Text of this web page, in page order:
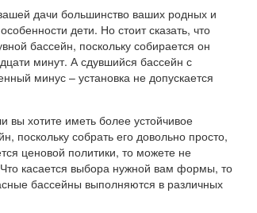
дачи большинство ваших родных и
дети. Но стоит сказать, что
бассейн, поскольку собирается он
минут. А сдувшийся бассейн с
минус – установка не допускается
вы хотите иметь более устойчивое
поскольку собрать его довольно просто,
ценовой политики, то можете не
касается выбора нужной вам формы, то
бассейны выполняются в различных